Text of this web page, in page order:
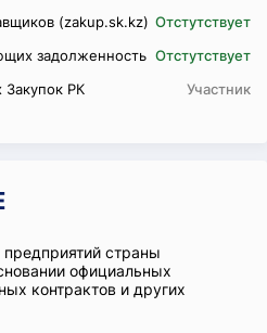
(zakup.sk.kz) Отстутствует
задолженность Отстутствует
Закупок РК
Участник
страны
официальных
контрактов и других